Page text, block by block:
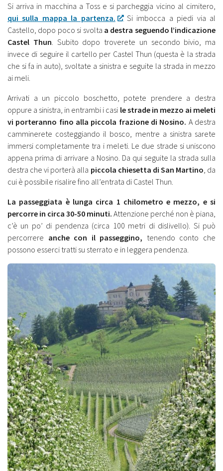
Si arriva in macchina a Toss e si parcheggia vicino al cimitero,
qui sulla mappa la partenza.
Si imbocca a piedi via al
Castello, dopo poco si svolta a destra seguendo l’indicazione
Castel Thun . Subito dopo troverete un secondo bivio, ma
invece di seguire il cartello per Castel Thun (questa è la strada
che si fa in auto), svoltate a sinistra e seguite la strada in mezzo
ai meli.
Arrivati a un piccolo boschetto, potete prendere a destra
oppure a sinistra, in entrambi i casi le strade in mezzo ai meleti
vi porteranno fino alla piccola frazione di Nosino. A destra
camminerete costeggiando il bosco, mentre a sinistra sarete
immersi completamente tra i meleti. Le due strade si uniscono
appena prima di arrivare a Nosino. Da qui seguite la strada sulla
destra che vi porterà alla piccola chiesetta di San Martino , da
cui è possibile risalire fino all’entrata di Castel Thun.
La passeggiata è lunga circa 1 chilometro e mezzo, e si
percorre in circa 30-50 minuti. Attenzione perché non è piana,
c’è un po’ di pendenza (circa 100 metri di dislivello). Si può
percorrere anche con il passeggino, tenendo conto che
possono esserci tratti su sterrato e in leggera pendenza.